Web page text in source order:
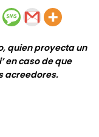
quien proyecta un
en caso de que
acreedores.